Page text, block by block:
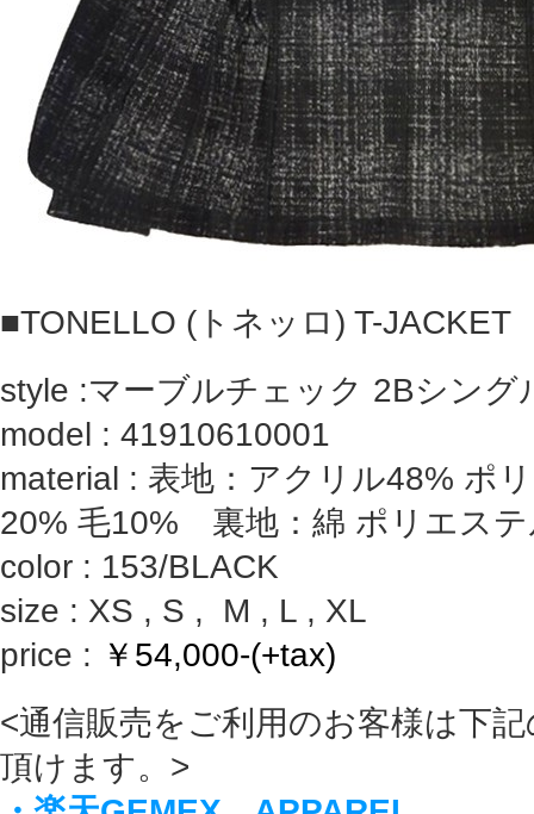
■TONELLO (トネッロ) T-JACKET
style :マーブルチェック 2Bシング
model : 41910610001
material : 表地：アクリル48% ポ
20% 毛10% 裏地：綿 ポリエス
color : 153/BLACK
size : XS , S , M , L , XL
price : ￥54,000-(+tax)
<通信販売をご利用のお客様は下
頂けます。>